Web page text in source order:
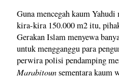
Guna mencegah kaum Yahudi
kira-kira 150.000 m2 itu,
Gerakan Islam menyewa
untuk mengganggu para
perwira polisi pendamping
Marabitounsementara kaum